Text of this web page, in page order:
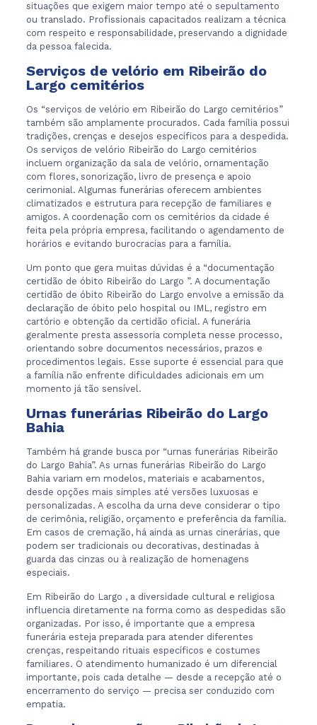
situações que exigem maior tempo até o sepultamento
ou translado. Profissionais capacitados realizam a técnica
com respeito e responsabilidade, preservando a dignidade
da pessoa falecida.
Serviços de velório em Ribeirão do
Largo cemitérios
Os “serviços de velório em Ribeirão do Largo cemitérios”
também são amplamente procurados. Cada família possui
tradições, crenças e desejos específicos para a despedida.
Os serviços de velório Ribeirão do Largo cemitérios
incluem organização da sala de velório, ornamentação
com flores, sonorização, livro de presença e apoio
cerimonial. Algumas funerárias oferecem ambientes
climatizados e estrutura para recepção de familiares e
amigos. A coordenação com os cemitérios da cidade é
feita pela própria empresa, facilitando o agendamento de
horários e evitando burocracias para a família.
Um ponto que gera muitas dúvidas é a “documentação
certidão de óbito Ribeirão do Largo ”. A documentação
certidão de óbito Ribeirão do Largo envolve a emissão da
declaração de óbito pelo hospital ou IML, registro em
cartório e obtenção da certidão oficial. A funerária
geralmente presta assessoria completa nesse processo,
orientando sobre documentos necessários, prazos e
procedimentos legais. Esse suporte é essencial para que
a família não enfrente dificuldades adicionais em um
momento já tão sensível.
Urnas funerárias Ribeirão do Largo
Bahia
Também há grande busca por “urnas funerárias Ribeirão
do Largo Bahia”. As urnas funerárias Ribeirão do Largo
Bahia variam em modelos, materiais e acabamentos,
desde opções mais simples até versões luxuosas e
personalizadas. A escolha da urna deve considerar o tipo
de cerimônia, religião, orçamento e preferência da família.
Em casos de cremação, há ainda as urnas cinerárias, que
podem ser tradicionais ou decorativas, destinadas à
guarda das cinzas ou à realização de homenagens
especiais.
Em Ribeirão do Largo , a diversidade cultural e religiosa
influencia diretamente na forma como as despedidas são
organizadas. Por isso, é importante que a empresa
funerária esteja preparada para atender diferentes
crenças, respeitando rituais específicos e costumes
familiares. O atendimento humanizado é um diferencial
importante, pois cada detalhe — desde a recepção até o
encerramento do serviço — precisa ser conduzido com
empatia.